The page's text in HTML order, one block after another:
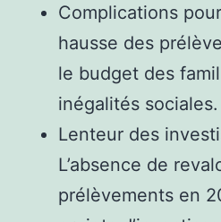
Complications
hausse des
le budget des
inégalités sociales.
Lenteur des
L’absence de
prélèvements en